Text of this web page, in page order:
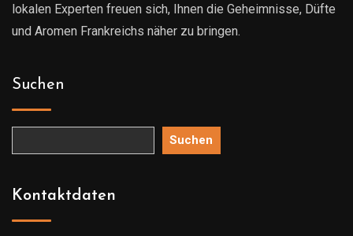
lokalen Experten freuen sich, Ihnen die Geheimnisse, Düfte
und Aromen Frankreichs näher zu bringen.
Suchen
Suchen
Kontaktdaten